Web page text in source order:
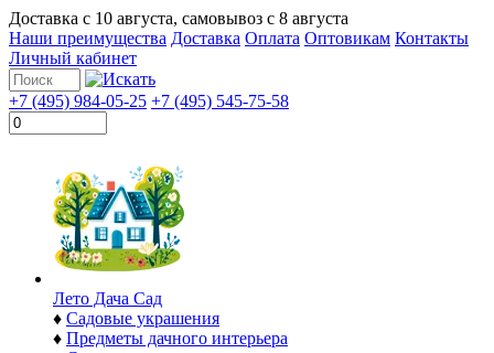
Доставка с 10 августа, самовывоз с 8 августа
Наши преимущества Доставка Оплата Оптовикам Контакты
Личный кабинет
+7 (495) 984-05-25 +7 (495) 545-75-58
Лето Дача Сад
♦ Садовые украшения
♦ Предметы дачного интерьера